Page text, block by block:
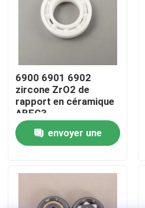
Visite d'usine
Contactez-nous
Demandez une citation
608 incidences en céramique
6900 6901 6902
zircone ZrO2 de
rapport en céramique
ABEC3
envoyer une